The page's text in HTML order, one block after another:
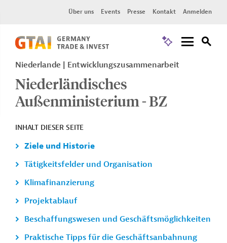
Über uns Events Presse Kontakt Anmelden
Niederlande Entwicklungszusammenarbeit
Niederländisches
Außenministerium - BZ
INHALT DIESER SEITE
Ziele und Historie
Tätigkeitsfelder und Organisation
Klimafinanzierung
Projektablauf
Beschaffungswesen und Geschäftsmöglichkeiten
Praktische Tipps für die Geschäftsanbahnung